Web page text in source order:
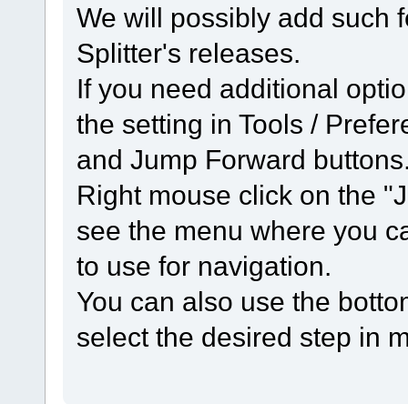
We will possibly add such
Splitter's releases.
If you need additional
the setting in Tools /
and Jump Forward
Right mouse click on the
see the menu where you
to use for navigation.
You can also use the
select the desired step in